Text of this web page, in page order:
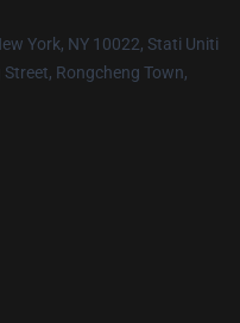
York, NY 10022, Stati Uniti
Rongcheng Town,